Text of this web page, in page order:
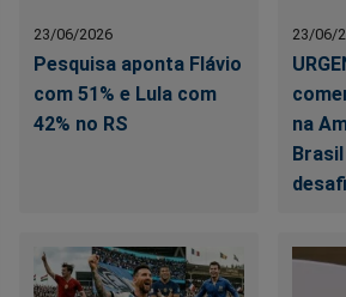
23/06/2026
Pesquisa aponta Flávio
com 51% e Lula com
42% no RS
23/06/
na